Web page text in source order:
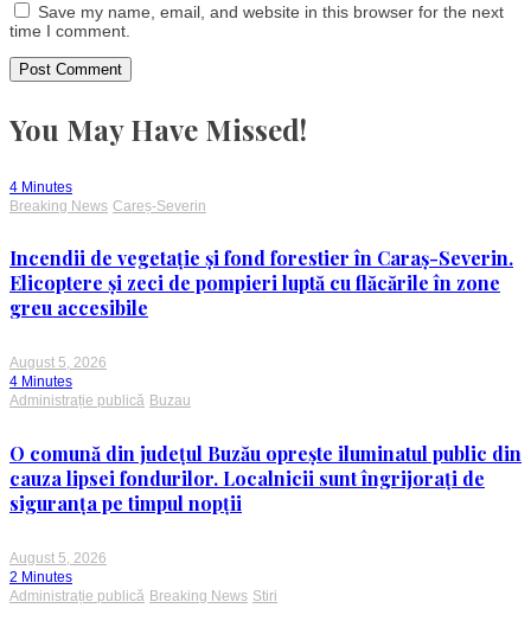
Save my name, email, and website in this browser for the next
time I comment.
You May Have Missed!
4 Minutes
Breaking News Careș-Severin
Incendii de vegetație și fond forestier în Caraș-Severin.
Elicoptere și zeci de pompieri luptă cu flăcările în zone
greu accesibile
August 5, 2026
4 Minutes
Administrație publică Buzau
O comună din județul Buzău oprește iluminatul public din
cauza lipsei fondurilor. Localnicii sunt îngrijorați de
siguranța pe timpul nopții
August 5, 2026
2 Minutes
Administrație publică Breaking News Stiri